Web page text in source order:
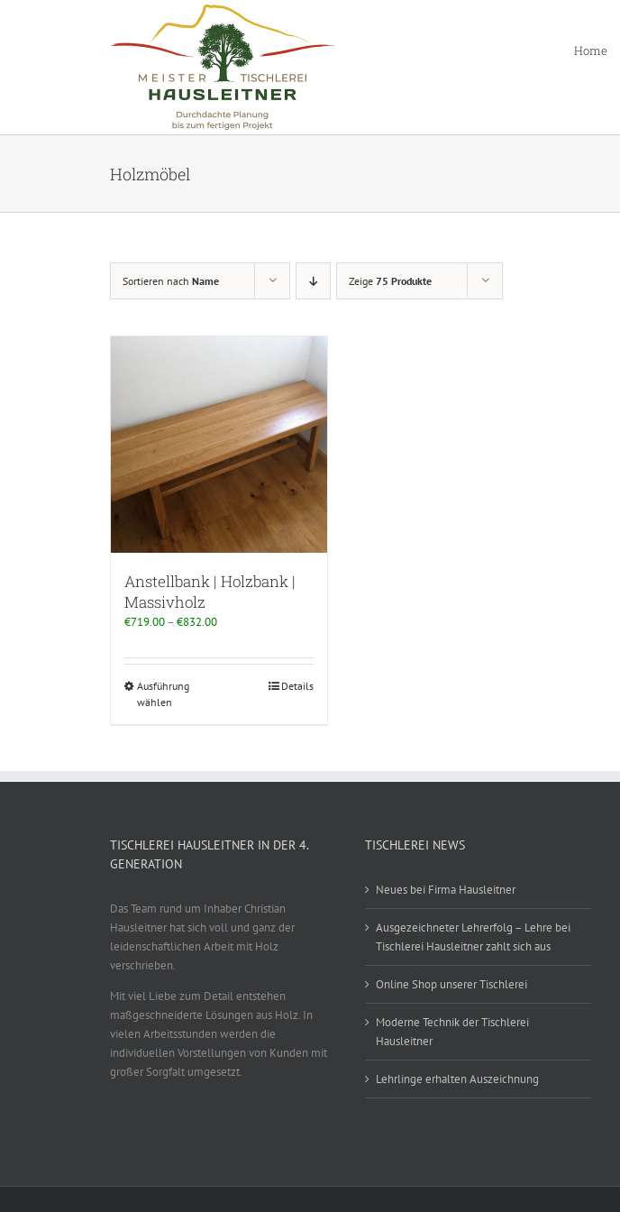
Home
Holzmöbel
Sortieren nach Name Zeige 75 Produkte
Anstellbank | Holzbank |
Massivholz
€719.00– €832.00
Ausführung
wählen
Details
TISCHLEREI HAUSLEITNER IN DER 4.
GENERATION
Das Team rund um Inhaber Christian
Hausleitner hat sich voll und ganz der
leidenschaftlichen Arbeit mit Holz
verschrieben.
Mit viel Liebe zum Detail entstehen
maßgeschneiderte Lösungen aus Holz. In
vielen Arbeitsstunden werden die
individuellen Vorstellungen von Kunden mit
großer Sorgfalt umgesetzt.
TISCHLEREI NEWS
Neues bei Firma Hausleitner
Ausgezeichneter Lehrerfolg – Lehre bei
Tischlerei Hausleitner zahlt sich aus
Online Shop unserer Tischlerei
Moderne Technik der Tischlerei
Hausleitner
Lehrlinge erhalten Auszeichnung